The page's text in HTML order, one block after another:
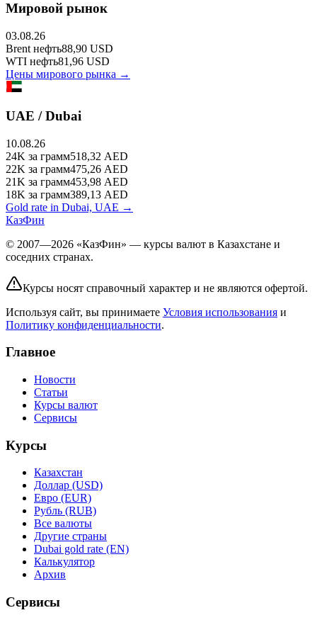
Мировой рынок
03.08.26
Brent нефть88,90 USD
WTI нефть81,96 USD
Цены мирового рынка →
UAE / Dubai
10.08.26
24K за грамм518,32 AED
22K за грамм475,26 AED
21K за грамм453,98 AED
18K за грамм389,13 AED
Gold rate in Dubai, UAE →
КазФин
© 2007—2026 «КазФин» — курсы валют в Казахстане и
соседних странах.
Курсы носят справочный характер и не являются офертой.
Используя сайт, вы принимаете Условия использования и
Политику конфиденциальности.
Главное
Новости
Статьи
Курсы валют
Сервисы
Курсы
Казахстан
Доллар (USD)
Евро (EUR)
Рубль (RUB)
Все валюты
Другие страны
Dubai gold rate (EN)
Калькулятор
Архив
Сервисы